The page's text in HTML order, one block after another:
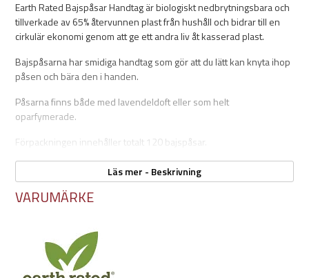
Earth Rated Bajspåsar Handtag är biologiskt nedbrytningsbara och
tillverkade av 65% återvunnen plast från hushåll och bidrar till en
cirkulär ekonomi genom att ge ett andra liv åt kasserad plast.
Bajspåsarna har smidiga handtag som gör att du lätt kan knyta ihop
påsen och bära den i handen.
Påsarna finns både med lavendeldoft eller som helt
oparfymerade.
Förpackningen innehåller totalt 120 bajspåsar.
Egenskaper:
- Längd: 34,2cm
- Bredd: 17,7cm
Läs mer - Beskrivning
VARUMÄRKE